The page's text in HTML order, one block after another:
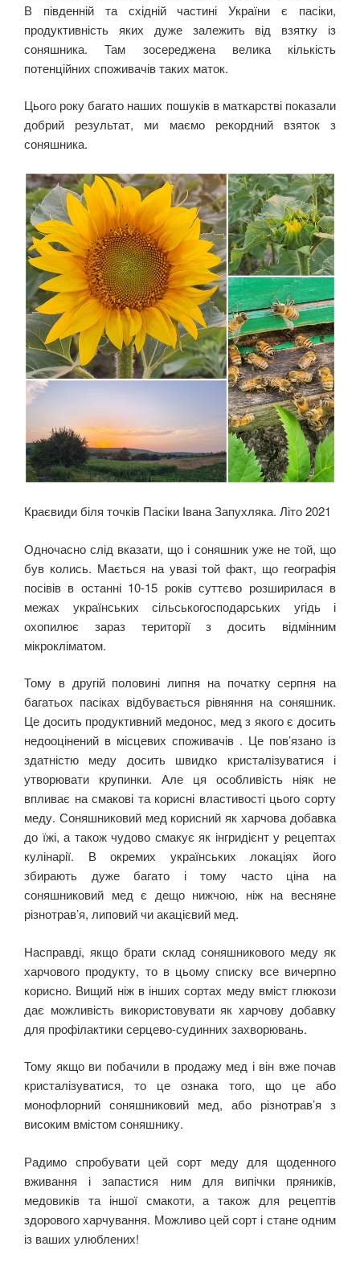
В південній та східній частині України є пасіки,
продуктивність яких дуже залежить від взятку із
соняшника. Там зосереджена велика кількість
потенційних споживачів таких маток.
Цього року багато наших пошуків в маткарстві показали
добрий результат, ми маємо рекордний взяток з
соняшника.
Краєвиди біля точків Пасіки Івана Запухляка. Літо 2021
Одночасно слід вказати, що і соняшник уже не той, що
був колись. Мається на увазі той факт, що географія
посівів в останні 10-15 років суттєво розширилася в
межах українських сільськогосподарських угідь і
охопилює зараз території з досить відмінним
мікрокліматом.
Тому в другій половині липня на початку серпня на
багатьох пасіках відбувається рівняння на соняшник.
Це досить продуктивний медонос, мед з якого є досить
недооцінений в місцевих споживачів . Це пов’язано із
здатністю меду досить швидко кристалізуватися і
утворювати крупинки. Але ця особливість ніяк не
впливає на смакові та корисні властивості цього сорту
меду. Соняшниковий мед корисний як харчова добавка
до їжі, а також чудово смакує як інгридієнт у рецептах
кулінарії. В окремих українських локаціях його
збирають дуже багато і тому часто ціна на
соняшниковий мед є дещо нижчою, ніж на весняне
різнотрав’я, липовий чи акацієвий мед.
Насправді, якщо брати склад соняшникового меду як
харчового продукту, то в цьому списку все вичерпно
корисно. Вищий ніж в інших сортах меду вміст глюкози
дає можливість використовувати як харчову добавку
для профілактики серцево-судинних захворювань.
Тому якщо ви побачили в продажу мед і він вже почав
кристалізуватися, то це ознака того, що це або
монофлорний соняшниковий мед, або різнотрав’я з
високим вмістом соняшнику.
Радимо спробувати цей сорт меду для щоденного
вживання і запастися ним для випічки пряників,
медовиків та іншої смакоти, а також для рецептів
здорового харчування. Можливо цей сорт і стане одним
із ваших улюблених!